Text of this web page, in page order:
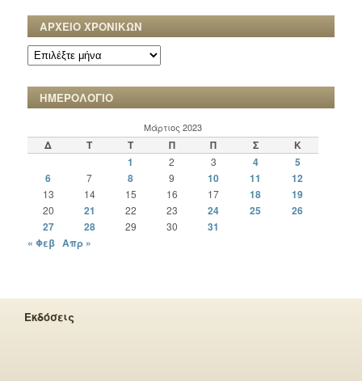
ΑΡΧΕΙΟ ΧΡΟΝΙΚΩΝ
ΑΡΧΕΙΟ
ΧΡΟΝΙΚΩΝ
ΗΜΕΡΟΛΟΓΙΟ
Μάρτιος 2023
Δ Τ Τ Π Π Σ
Κ
1
2 3 4
5
6
7 8 9 10 11 12
13 14 15 16 17 18 19
20 21 22 23 24 25
26
27
28 29 30
31
« Φεβ Απρ »
Εκδόσεις